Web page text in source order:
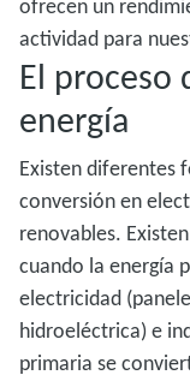
ofrecen un
actividad para
El proceso
energía
Existen diferentes
conversión en
renovables.
cuando la energía
electricidad
hidroeléctrica) e
primaria se